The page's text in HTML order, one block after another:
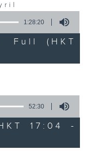
1:28:20
Full (HKT
52:30
17:04 -